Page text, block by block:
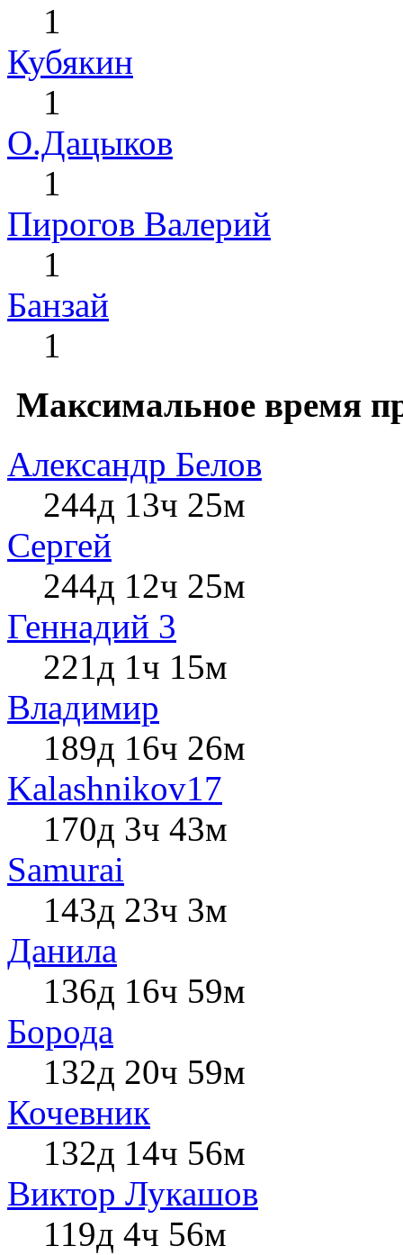
1
Кубякин
1
О.Дацыков
1
Пирогов Валерий
1
Банзай
1
Максимальное время
Александр Белов
244д 13ч 25м
Сергей
244д 12ч 25м
Геннадий 3
221д 1ч 15м
Влaдимир
189д 16ч 26м
Kalashnikov17
170д 3ч 43м
Samurai
143д 23ч 3м
Данила
136д 16ч 59м
Борода
132д 20ч 59м
Кочевник
132д 14ч 56м
Виктор Лукашов
119д 4ч 56м